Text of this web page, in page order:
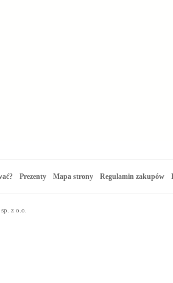
Prezenty Mapa strony Regulamin zakupów
z o.o.